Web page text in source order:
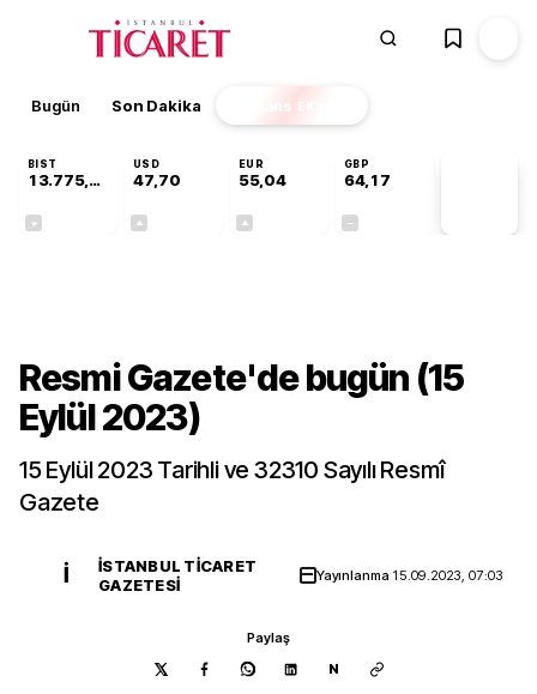
Bugün Son Dakika Finans EKSTRA
BIST
13.775,48
USD
47,70
EUR
55,04
GBP
64,17
Resmi Gazete'de bugün (15
Eylül 2023)
15 Eylül 2023 Tarihli ve 32310 Sayılı Resmî
Gazete
İ
İSTANBUL TICARET
GAZETESI
Yayınlanma 15.09.2023, 07:03
Paylaş
N